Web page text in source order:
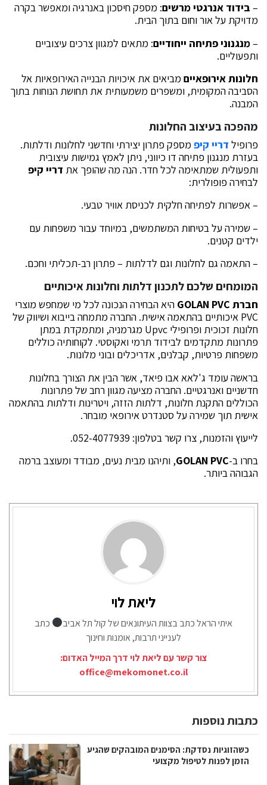
– בידוד אנרגטי מרשים: מספק חיסכון באנרגיה ומאפשר בקרה
מדויקת על אור וחום בתוך הבית.
–מנגנוני פתיחה ייחודיים: מתאים למגוון צרכים עיצוביים
ותפעוליים.
חלונות אירופאיים מביאים את איכויות הבנייה האירופאיות אל
הסביבה המקומית, ומשפרים משמעותית את תחושת הנוחות בתוך
המבנה.
מהפכה בעיצוב החלונות
פרופיל דריי קיפ מספק פתרון יצירתי וחדשני לחלונות ודלתות.
בעזרת מנגנון פתיחה דו כיווני, ניתן לאמץ גמישות עיצובית
ותפעולית שמתאימה לכל חדר. הנה מה שהופך את דריי קיפ
לבחירה פופולרית:
– אפשרות לפתיחה חלקית לכניסת אוויר טבעי.
– שמירה על בטיחות המשתמשים, במיוחד עבור משפחות עם
ילדים קטנים.
– התאמה גם לחלונות וגם לדלתות – פתרון רב-תכליתי וחכם.
המומחים שלכם לתכנון דלתות וחלונות איכותיים
חברת GOLAN PVC היא הבחירה הנכונה לכל מי שמחפש מוצרי
PVC איכותיים בהתאמה אישית. החברה מתמחה בייבוא ושיווק של
חלונות זכוכית ופרופילי Upvc מגרמניה, ומתמקדת במתן
פתרונות מתקדמים לבידוד תרמי ואקוסטי. לקוחותיה כוללים
משפחות פרטיות, קבלנים, אדריכלים ובוני מלונות.
בראשה עומד ג'לאא אבו פיאד, אשר הבין את הצורך בחלונות
חדשניים ואנרגטיים. החברה מציעה מגוון רחב של פתרונות
הכוללים התקנת חלונות, דלתות הזזה, ויטרינות ודלתות בהתאמה
אישית תוך שמירה על סטנדרט אירופאי מובחר.
לייעוץ והזמנות, צרו קשר בטלפון: 052-4077939.
בחרו ב-GOLAN PVC, ותיהנו מבית נעים, מבודד ומעוצב ברמה
הגבוהה ביותר.
ליאת לוי
איתי הראל כתב בצוות העיתונאים של קול תל אביב
כתב
לענייני תרבות, אומנות וחינוך
צור קשר עם ליאת לוי דרך המייל האדום:
office@mekomonet.co.il
כתבות נוספות
כשהזוגיות נסדקת: הסימנים המובהקים שהגיע
הזמן לפנות לטיפול מקצועי